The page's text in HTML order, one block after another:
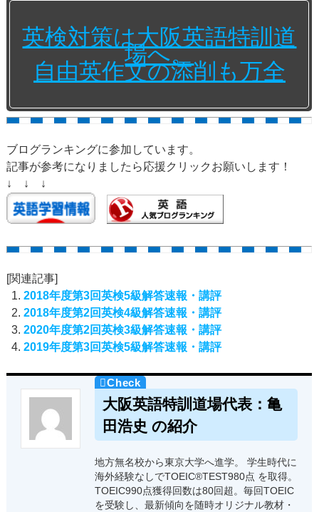
英検対策は大阪英語特訓道
場へ。
自由英作文の添削も万全
ブログランキングに参加しています。
記事が参考になりましたら応援クリックお願いします！
↓ ↓ ↓
[関連記事]
2018年度第3回英検5級解答速報・講評
2018年度第2回英検4級解答速報・講評
2020年度第2回英検3級解答速報・講評
2019年度第3回英検5級解答速報・講評
大阪英語特訓道場代表：亀
田浩史 の紹介
地方無名校から東京大学へ進学。 学生時代に
海外経験なしでTOEIC®TEST980点 を取得。
TOEIC990点獲得回数は80回超。毎回TOEIC
を受験し、最新傾向を随時オリジナル教材・